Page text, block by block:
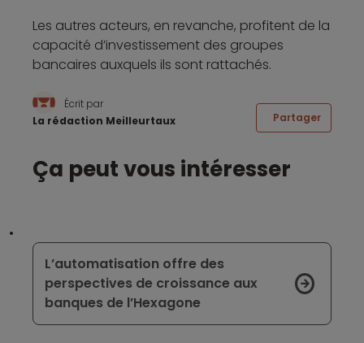
Les autres acteurs, en revanche, profitent de la
capacité d’investissement des groupes
bancaires auxquels ils sont rattachés.
Écrit par
La rédaction Meilleurtaux
Partager
Ça peut vous intéresser
L’automatisation offre des
perspectives de croissance aux
banques de l’Hexagone